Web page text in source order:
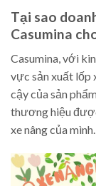
Tại sao
Casumina
Casumina, với
vực sản xuất lốp
cậy của sản
thương hiệu
xe nâng của mình.